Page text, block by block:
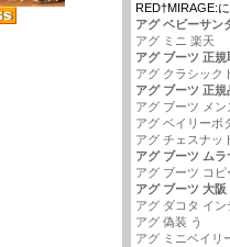
RED†MIRAGE:
アグ ベビーサン
アグ ミニ 楽天
アグ ブーツ 正規
アグ クラシック
アグ ブーツ 正規
アグ ブーツ メ
アグ ベイリーボ
アグ チェスナッ
アグ ブーツ ム
アグ ブーツ コピ
アグ ブーツ 大阪
アグ ダコタ イン
アグ 偽装 う
アグ ミニベイリ